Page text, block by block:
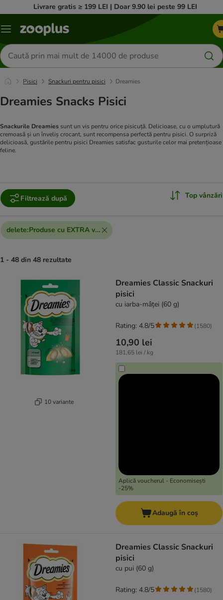
Livrare gratis ≥ 199 LEI | Doar 9.90 lei peste 99 LEI
Categorii
Căutare
produse
Pisici Snackuri pentru pisici Dreamies
Dreamies Snacks Pisici
Snackurile Dreamies sunt un vis pentru orice pisicuță. Delicioase, cu o umplutură
cremoasă și un înveliș crocant, sunt recompensa perfectă pentru pisici. O surpriză
delicioasă, gustările pentru pisici Dreamies satisfac gusturile celor mai pretențioase
feline.
Filtrează după Top vânzări
delete:Produse cu EXTRA voucher
1 - 48 din 48 rezultate
10 variante
Dreamies Classic Snackuri
pisici
cu iarba-mâței (60 g)
10,90 lei
181,65 lei / kg
Aplică voucherul - Economisești
-25%
Rating: 4.8/5 (1580)
Adaugă în coș
Dreamies Classic Snackuri
pisici
cu pui (60 g)
Rating: 4.8/5 (1580)